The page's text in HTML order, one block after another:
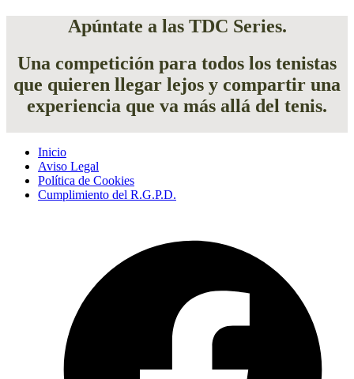
Apúntate a las TDC Series.
Una competición para todos los tenistas
que quieren llegar lejos y compartir una
experiencia que va más allá del tenis.
Inicio
Aviso Legal
Política de Cookies
Cumplimiento del R.G.P.D.